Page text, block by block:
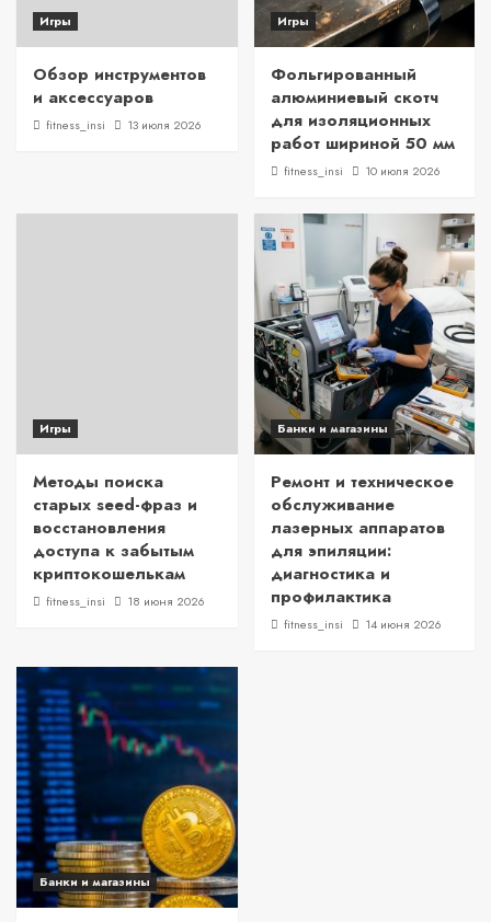
Игры
Обзор инструментов
и аксессуаров
fitness_insi 13 июля 2026
Игры
Фольгированный
алюминиевый скотч
для изоляционных
работ шириной 50 мм
fitness_insi 10 июля 2026
Игры
Методы поиска
старых seed-фраз и
восстановления
доступа к забытым
криптокошелькам
fitness_insi 18 июня 2026
Банки и магазины
Ремонт и техническое
обслуживание
лазерных аппаратов
для эпиляции:
диагностика и
профилактика
fitness_insi 14 июня 2026
Банки и магазины